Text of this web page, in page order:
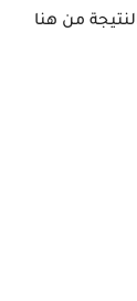
من هنا